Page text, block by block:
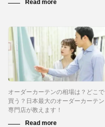
オーダーカーテンの相場は？どこで
買う？日本最大のオーダーカーテン
専門店が教えます！